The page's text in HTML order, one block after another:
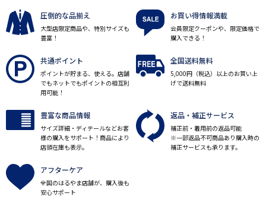
圧倒的な品揃え
大型店限定商品や、特別サイズも
豊富！
お買い得情報満載
会員限定クーポンや、限定価格で
購入できる！
共通ポイント
ポイントが貯まる、使える。店舗
でもネットでもポイントの相互利
用可能！
全国送料無料
5,000円（税込）以上のお買い上
げで送料無料
豊富な商品情報
サイズ詳細・ディテールなどお客
様の購入をサポート！商品により
店頭在庫も表示。
返品・補正サービス
補正前・着用前の返品可能
※一部返品不可商品あり購入時の
補正サービスも承ります。
アフターケア
全国のはるやま店舗が、購入後も
安心サポート